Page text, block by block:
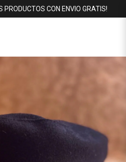
PRODUCTOS CON ENVIO GRATIS!